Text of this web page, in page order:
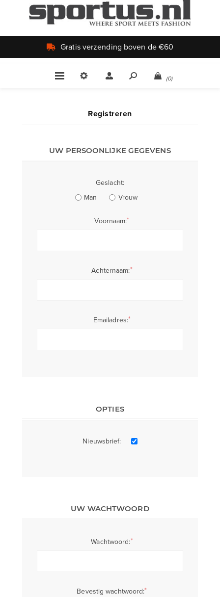
Gratis verzending boven de €60
(0)
Registreren
UW PERSOONLIJKE GEGEVENS
Geslacht:
Man
Vrouw
Voornaam:*
Achternaam:*
Emailadres:*
OPTIES
Nieuwsbrief:
UW WACHTWOORD
Wachtwoord:*
Bevestig wachtwoord:*